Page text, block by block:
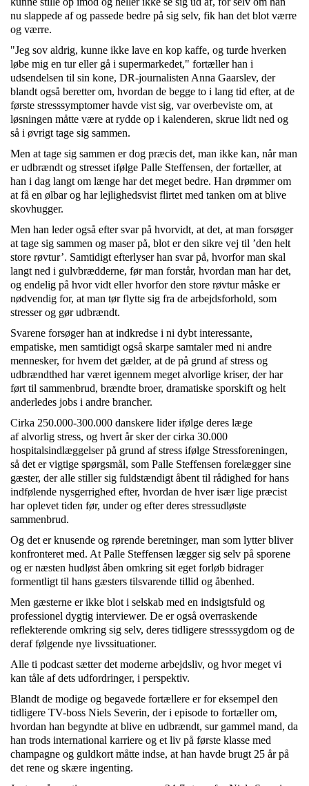
nu slappede af og passede bedre på sig selv, fik han det blot værre
og værre.
"Jeg sov aldrig, kunne ikke lave en kop kaffe, og turde hverken
løbe mig en tur eller gå i supermarkedet," fortæller han i
udsendelsen til sin kone, DR-journalisten Anna Gaarslev, der
blandt også beretter om, hvordan de begge to i lang tid efter, at de
første stresssymptomer havde vist sig, var overbeviste om, at
løsningen måtte være at rydde op i kalenderen, skrue lidt ned og
så i øvrigt tage sig sammen.
Men at tage sig sammen er dog præcis det, man ikke kan, når man
er udbrændt og stresset ifølge Palle Steffensen, der fortæller, at
han i dag langt om længe har det meget bedre. Han drømmer om
at få en ølbar og har lejlighedsvist flirtet med tanken om at blive
skovhugger.
Men han leder også efter svar på hvorvidt, at det, at man forsøger
at tage sig sammen og maser på, blot er den sikre vej til ’den helt
store røvtur’. Samtidigt efterlyser han svar på, hvorfor man skal
langt ned i gulvbrædderne, før man forstår, hvordan man har det,
og endelig på hvor vidt eller hvorfor den store røvtur måske er
nødvendig for, at man tør flytte sig fra de arbejdsforhold, som
stresser og gør udbrændt.
Svarene forsøger han at indkredse i ni dybt interessante,
empatiske, men samtidigt også skarpe samtaler med ni andre
mennesker, for hvem det gælder, at de på grund af stress og
udbrændthed har været igennem meget alvorlige kriser, der har
ført til sammenbrud, brændte broer, dramatiske sporskift og helt
anderledes jobs i andre brancher.
Cirka 250.000-300.000 danskere lider ifølge deres læge
af alvorlig stress, og hvert år sker der cirka 30.000
hospitalsindlæggelser på grund af stress ifølge Stressforeningen,
så det er vigtige spørgsmål, som Palle Steffensen forelægger sine
gæster, der alle stiller sig fuldstændigt åbent til rådighed for hans
indfølende nysgerrighed efter, hvordan de hver især lige præcist
har oplevet tiden før, under og efter deres stressudløste
sammenbrud.
Og det er knusende og rørende beretninger, man som lytter bliver
konfronteret med. At Palle Steffensen lægger sig selv på sporene
og er næsten hudløst åben omkring sit eget forløb bidrager
formentligt til hans gæsters tilsvarende tillid og åbenhed.
Men gæsterne er ikke blot i selskab med en indsigtsfuld og
professionel dygtig interviewer. De er også overraskende
reflekterende omkring sig selv, deres tidligere stresssygdom og de
deraf følgende nye livssituationer.
Alle ti podcast sætter det moderne arbejdsliv, og hvor meget vi
kan tåle af dets udfordringer, i perspektiv.
Blandt de modige og begavede fortællere er for eksempel den
tidligere TV-boss Niels Severin, der i episode to fortæller om,
hvordan han begyndte at blive en udbrændt, sur gammel mand, da
han trods international karriere og et liv på første klasse med
champagne og guldkort måtte indse, at han havde brugt 25 år på
det rene og skære ingenting.